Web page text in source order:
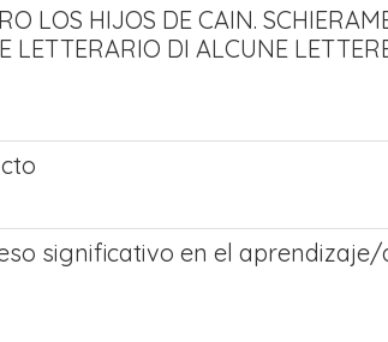
LOS HIJOS DE CAIN.
LETTERARIO DI ALCUNE
significativo en el